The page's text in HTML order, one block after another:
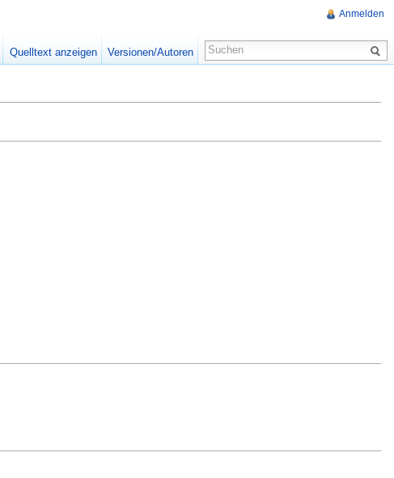
Anmelden
Quelltext anzeigen Versionen/Autoren